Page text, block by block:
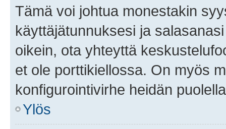
Tämä voi johtua monestakin
käyttäjätunnuksesi ja
oikein, ota yhteyttä
et ole porttikiellossa. On myös
konfigurointivirhe heidän
Ylös